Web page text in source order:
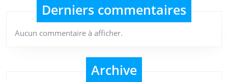
Derniers commentaires
Aucun commentaire à afficher.
Archive